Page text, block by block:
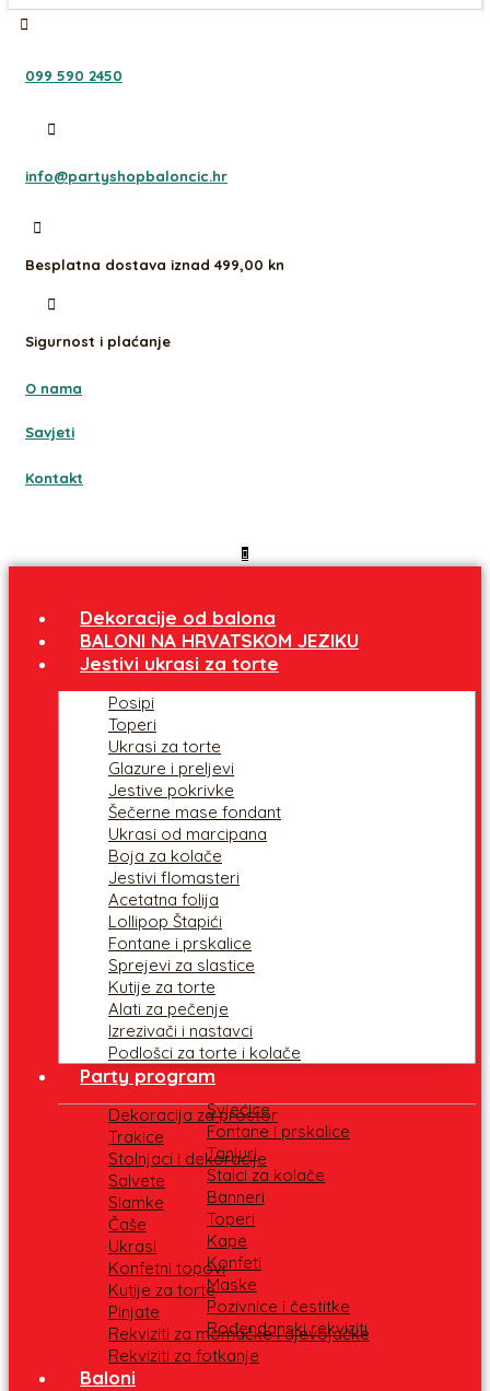
099 590 2450
info@partyshopbaloncic.hr
Besplatna dostava iznad 499,00 kn
Sigurnost i plaćanje
O nama
Savjeti
Kontakt
Dekoracije od balona
BALONI NA HRVATSKOM JEZIKU
Jestivi ukrasi za torte
Posipi
Toperi
Ukrasi za torte
Glazure i preljevi
Jestive pokrivke
Šečerne mase fondant
Ukrasi od marcipana
Boja za kolače
Jestivi flomasteri
Acetatna folija
Lollipop Štapići
Fontane i prskalice
Sprejevi za slastice
Kutije za torte
Alati za pečenje
Izrezivači i nastavci
Podlošci za torte i kolače
Party program
Dekoracija za prostor
Svjećice
Trakice
Fontane i prskalice
Stolnjaci i dekoracije
Tanjuri
Salvete
Stalci za kolače
Slamke
Banneri
Čaše
Toperi
Ukrasi
Kape
Konfetni topoviKonfeti
Kutije za torteMaske
Pinjate
Pozivnice i čestitke
Rekviziti za momačke i djevojačke
Rođendanski rekviziti
Rekviziti za fotkanje
Baloni